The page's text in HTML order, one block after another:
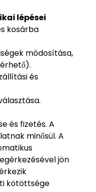
lépései
kosárba
módosítása,
és
és fizetés. A
minősül. A
jön
kötöttsége